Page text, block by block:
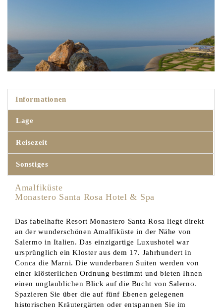
Informationen
Lage
Reisezeit
Sonstiges
Amalfiküste
Monastero Santa Rosa Hotel & Spa
Das fabelhafte Resort Monastero Santa Rosa liegt direkt
an der wunderschönen Amalfiküste in der Nähe von
Salermo in Italien. Das einzigartige Luxushotel war
ursprünglich ein Kloster aus dem 17. Jahrhundert in
Conca die Marni. Die wunderbaren Suiten werden von
einer klösterlichen Ordnung bestimmt und bieten Ihnen
einen unglaublichen Blick auf die Bucht von Salerno.
Spazieren Sie über die auf fünf Ebenen gelegenen
historischen Kräutergärten oder entspannen Sie im